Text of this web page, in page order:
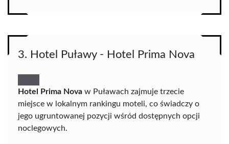
3. Hotel Puławy - Hotel Prima Nova
Hotel Prima Nova w Puławach zajmuje trzecie
miejsce w lokalnym rankingu moteli, co świadczy o
jego ugruntowanej pozycji wśród dostępnych opcji
noclegowych.